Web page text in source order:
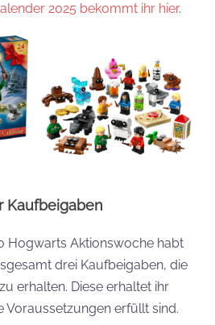
2025 bekommt ihr hier.
Kaufbeigaben
Hogwarts Aktionswoche habt
drei Kaufbeigaben, die
erhalten. Diese erhaltet ihr
Voraussetzungen erfüllt sind.